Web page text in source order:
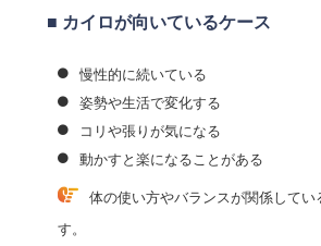
■ カイロが向いているケース
慢性的に続いている
姿勢や生活で変化する
コリや張りが気になる
動かすと楽になることがある
体の使い方やバランスが関係してい
す。